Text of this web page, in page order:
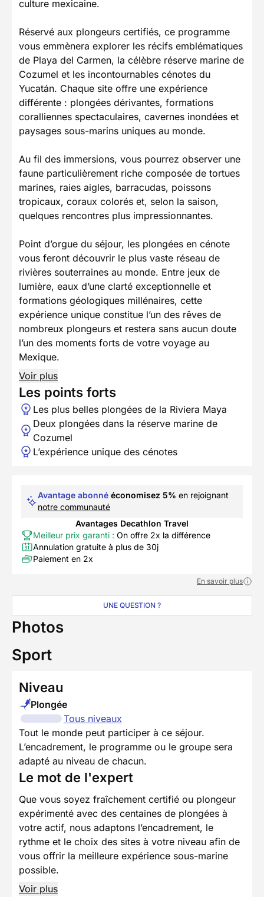
culture mexicaine.
Réservé aux plongeurs certifiés, ce programme
vous emmènera explorer les récifs emblématiques
de Playa del Carmen, la célèbre réserve marine de
Cozumel et les incontournables cénotes du
Yucatán. Chaque site offre une expérience
différente : plongées dérivantes, formations
coralliennes spectaculaires, cavernes inondées et
paysages sous-marins uniques au monde.
Au fil des immersions, vous pourrez observer une
faune particulièrement riche composée de tortues
marines, raies aigles, barracudas, poissons
tropicaux, coraux colorés et, selon la saison,
quelques rencontres plus impressionnantes.
Point d’orgue du séjour, les plongées en cénote
vous feront découvrir le plus vaste réseau de
rivières souterraines au monde. Entre jeux de
lumière, eaux d’une clarté exceptionnelle et
formations géologiques millénaires, cette
expérience unique constitue l’un des rêves de
nombreux plongeurs et restera sans aucun doute
l’un des moments forts de votre voyage au
Mexique.
Voir plus
Les points forts
Les plus belles plongées de la Riviera Maya
Deux plongées dans la réserve marine de
Cozumel
L’expérience unique des cénotes
Avantage abonné économisez 5% en rejoignant
notre communauté
Avantages Decathlon Travel
Meilleur prix garanti : On offre 2x la différence
Annulation gratuite à plus de 30j
Paiement en 2x
En savoir plus
UNE QUESTION ?
Photos
Sport
Niveau
Plongée
Tous niveaux
Tout le monde peut participer à ce séjour.
L’encadrement, le programme ou le groupe sera
adapté au niveau de chacun.
Le mot de l'expert
Que vous soyez fraîchement certifié ou plongeur
expérimenté avec des centaines de plongées à
votre actif, nous adaptons l’encadrement, le
rythme et le choix des sites à votre niveau afin de
vous offrir la meilleure expérience sous-marine
possible.
Voir plus